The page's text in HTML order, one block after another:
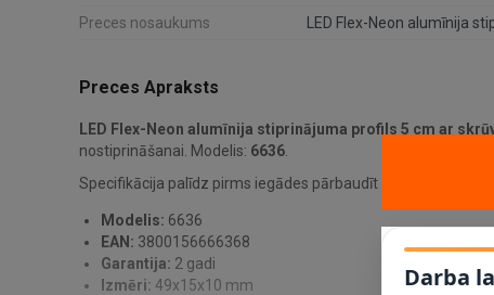
Preces nosaukums
Preces Apraksts
LED Flex-Neon alumīnija stiprinājuma profils 5 cm ar
nostiprināšanai. Modelis: 6636
Specifikācija palīdz pirms iegādes pārbaudīt saderību un
Modelis: 6636
EAN: 3800156666368
Garantija: 2 gadi
Izmēri: 49x15x10 mm
Darba